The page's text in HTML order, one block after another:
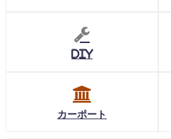
DIY
カーポート